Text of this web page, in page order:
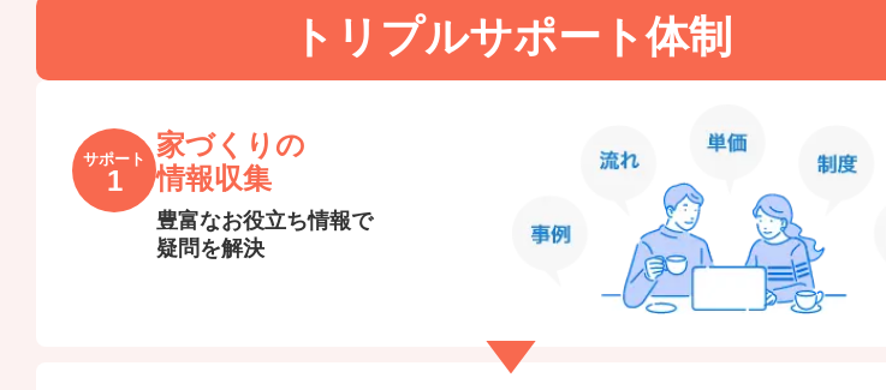
トリプルサポート体制
サポート
1
家づくりの
情報収集
豊富なお役立ち情報で
疑問を解決